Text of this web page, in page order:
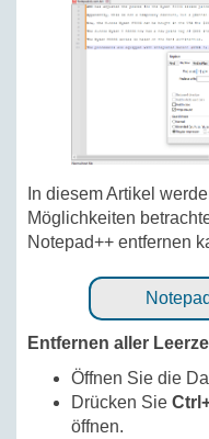
In diesem Artikel
Möglichkeiten
Notepad++ entfernen
Entfernen aller
Öffnen Sie die
Drücken Sie
öffnen.